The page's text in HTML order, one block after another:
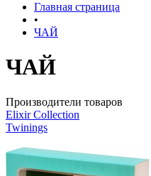
Главная страница
•
ЧАЙ
ЧАЙ
Производители товаров
Elixir Collection
Twinings